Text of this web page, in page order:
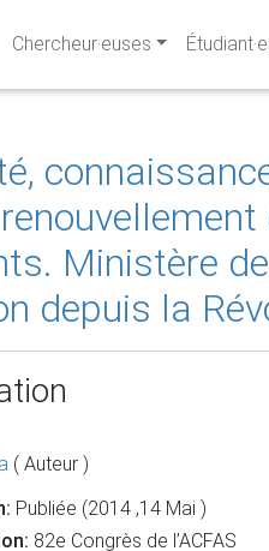
Chercheur·euses
Ministère
depuis la
( Auteur )
Publiée (2014 ,14 Mai )
82e Congrès de l’ACFAS